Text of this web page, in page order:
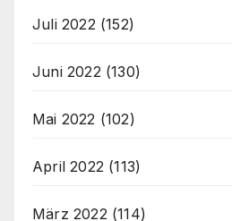
Juli 2022 (152)
Juni 2022 (130)
Mai 2022 (102)
April 2022 (113)
März 2022 (114)